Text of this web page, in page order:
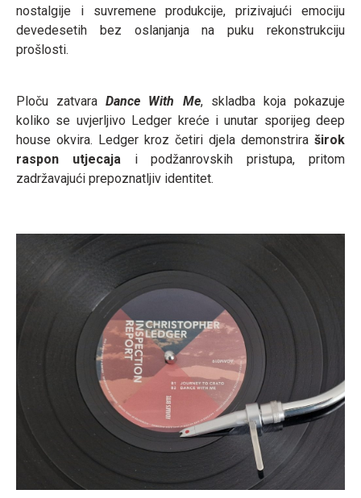
nostalgije i suvremene produkcije, prizivajući emociju
devedesetih bez oslanjanja na puku rekonstrukciju
prošlosti.
Ploču zatvaraDance With Me, skladba koja pokazuje
koliko se uvjerljivo Ledger kreće i unutar sporijeg deep
house okvira. Ledger kroz četiri djela demonstrira širok
raspon utjecaja i podžanrovskih pristupa, pritom
zadržavajući prepoznatljiv identitet.